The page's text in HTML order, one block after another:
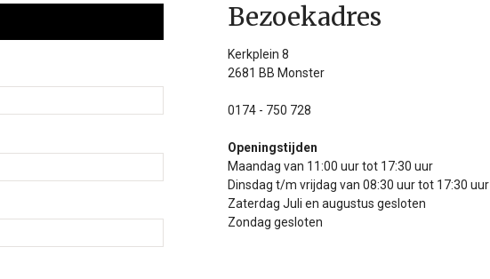
Bezoekadres
Kerkplein 8
2681 BB Monster
0174 - 750 728
Openingstijden
Maandag van 11:00 uur tot 17:30 uur
Dinsdag t/m vrijdag van 08:30 uur tot 17:30 uur
Zaterdag Juli en augustus gesloten
Zondag gesloten